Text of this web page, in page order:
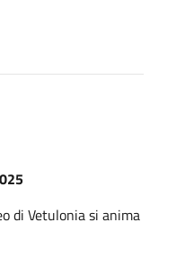
di Vetulonia si anima